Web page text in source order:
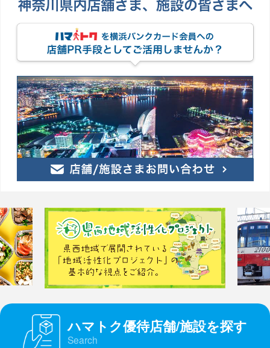
ハマトク優待店舗/施設を探す
Search